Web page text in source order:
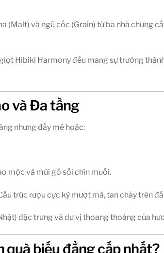
(Malt) và ngũ cốc (Grain) từ ba nhà chưng
Hibiki Harmony đều mang sự trưởng
và Đa tầng
nhưng đầy mê hoặc:
mộc và mùi gỗ sồi chín muồi.
trúc rượu cực kỳ mượt mà, tan chảy trên
đặc trưng và dư vị thoang thoảng của
quà biếu đẳng cấp nhất?